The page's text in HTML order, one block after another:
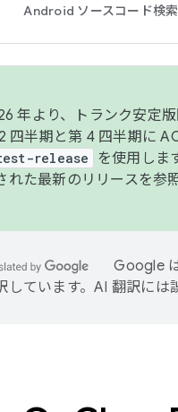
Android ソースコード検索
年より、トランク安定
四半期と第 4 四半期に
release
を使用しま
れた最新のリリースを参
Google
しています。AI 翻訳には